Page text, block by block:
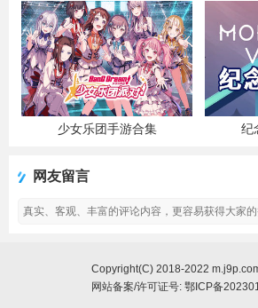
少女乐团手游合集 纪
网友留言
Copyright(C) 2018-2022
网站备案/许可证号: 鄂ICP备